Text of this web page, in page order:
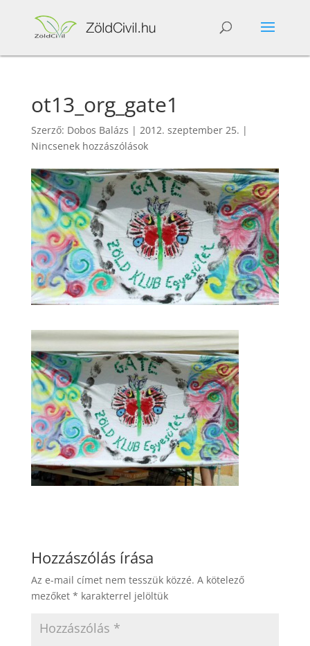
ot13_org_gate1
Szerző: Dobos Balázs | 2012. szeptember 25. |
Nincsenek hozzászólások
Hozzászólás írása
Az e-mail címet nem tesszük közzé. A kötelező
mezőket * karakterrel jelöltük